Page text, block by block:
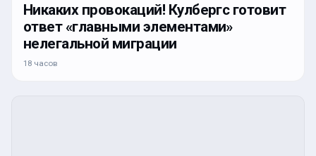
Никаких провокаций! Кулбергс готовит
ответ «главными элементами»
нелегальной миграции
18 часов